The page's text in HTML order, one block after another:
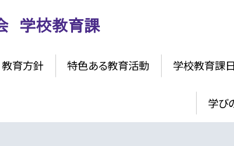
教育方針 特色ある教育活動 学校教育課
学び